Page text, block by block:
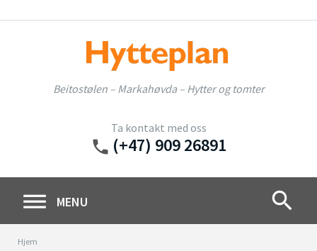
to
Beitostølen – Markahøvda – Hytter og tomter
Ta kontakt med oss
phone (+47) 909 26891
MENU search
Hjem